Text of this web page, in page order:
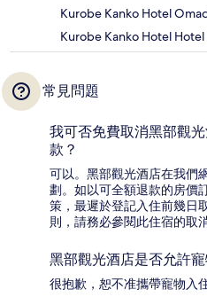
Kurobe Kanko Hotel
Kurobe Kanko Hotel
常見問題
我可否免費取消黑部觀
款？
可以。黑部觀光酒店在我們
劃。如以可全額退款的房價
策，最遲於登記入住前幾日
則，請務必參閱此住宿的取
黑部觀光酒店是否允許寵
很抱歉，恕不准攜帶寵物入